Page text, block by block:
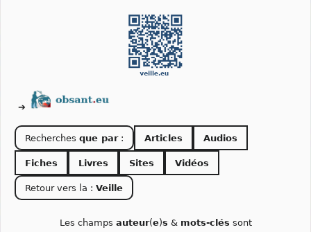
➔
Recherches que par: Articles Audios
Fiches Livres Sites Vidéos
Retour vers la : Veille
Les champs auteur(e)s & mots-clés sont